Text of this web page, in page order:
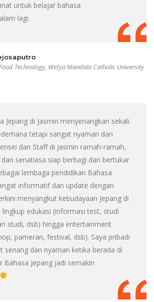
untuk belajar bahasa
lagi.
Technology, Widya Mandala Catholic University
Jepang di Jasmin menyenangkan sekali.
tetapi sangat nyaman dan
dan Staff di Jasmin ramah-ramah,
senatiasa siap berbagi dan bertukar
lembaga pendidikan Bahasa
informatif dan update dengan
menyangkut kebudayaan Jepang di
lingkup edukasi (informasi test, studi
studi, dsb) hingga entertainment
pameran, festival, dsb). Saya pribadi
senang dan nyaman ketika berada di
Bahasa Jepang jadi semakin